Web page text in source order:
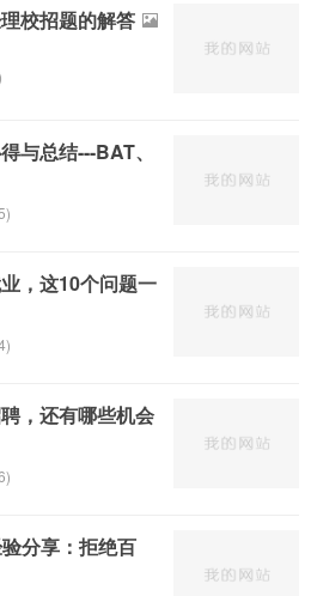
校招题的解答
与总结---BAT、
)
，这10个问题一
)
，还有哪些机会
)
分享：拒绝百